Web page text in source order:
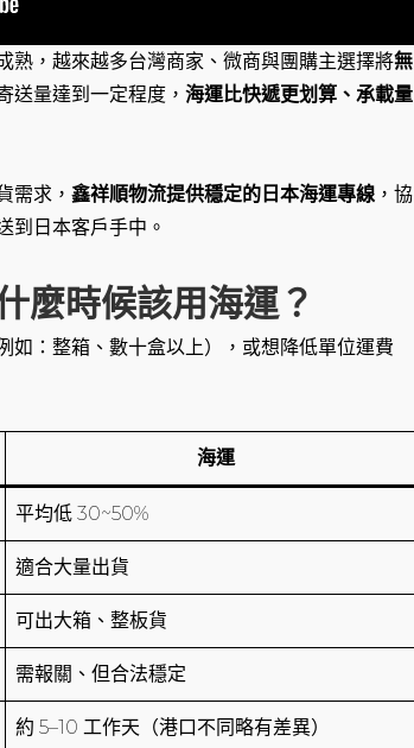
熟，越來越多台灣商家、微商與團購主選擇將無
送量達到一定程度， 海運比快遞更划算、承載量
需求， 鑫祥順物流提供穩定的日本海運專線，協
到日本客戶手中。
麼時候該用海運？
如：整箱、數十盒以上），或想降低單位運費
海運
平均低 30~50%
適合大量出貨
可出大箱、整板貨
需報關、但合法穩定
約 5–10 工作天（港口不同略有差異）